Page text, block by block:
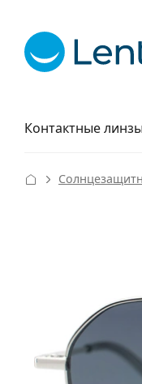
Контактные линзы
Растворы
Как заказать